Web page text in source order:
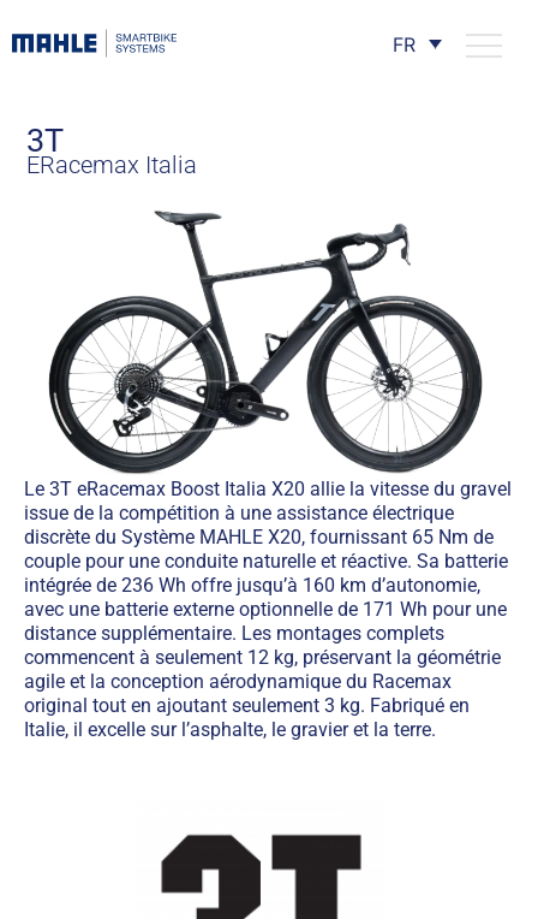
FR
3T
ERacemax Italia
Le 3T eRacemax Boost Italia X20 allie la vitesse du gravel
issue de la compétition à une assistance électrique
discrète du Système MAHLE X20, fournissant 65 Nm de
couple pour une conduite naturelle et réactive. Sa batterie
intégrée de 236 Wh offre jusqu’à 160 km d’autonomie,
avec une batterie externe optionnelle de 171 Wh pour une
distance supplémentaire. Les montages complets
commencent à seulement 12 kg, préservant la géométrie
agile et la conception aérodynamique du Racemax
original tout en ajoutant seulement 3 kg. Fabriqué en
Italie, il excelle sur l’asphalte, le gravier et la terre.